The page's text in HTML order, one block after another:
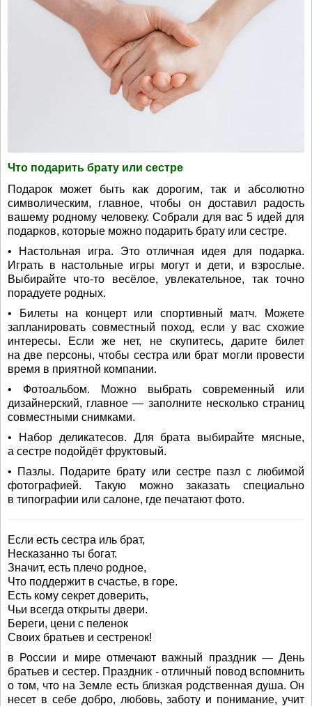
Что подарить брату или сестре
Подарок может быть как дорогим, так и абсолютно
символическим, главное, чтобы он доставил радость
вашему родному человеку. Собрали для вас 5 идей для
подарков, которые можно подарить брату или сестре.
• Настольная игра. Это отличная идея для подарка.
Играть в настольные игры могут и дети, и взрослые.
Выбирайте что-то весёлое, увлекательное, так точно
порадуете родных.
• Билеты на концерт или спортивный матч. Можете
запланировать совместный поход, если у вас схожие
интересы. Если же нет, не скупитесь, дарите билет
на две персоны, чтобы сестра или брат могли провести
время в приятной компании.
• Фотоальбом. Можно выбрать современный или
дизайнерский, главное — заполните несколько страниц
совместными снимками.
• Набор деликатесов. Для брата выбирайте мясные,
а сестре подойдёт фруктовый.
• Пазлы. Подарите брату или сестре пазл с любимой
фотографией. Такую можно заказать специально
в типографии или салоне, где печатают фото.
Если есть сестра иль брат,
Несказанно ты богат.
Значит, есть плечо родное,
Что поддержит в счастье, в горе.
Есть кому секрет доверить,
Чьи всегда открыты двери.
Береги, цени с пеленок
Своих братьев и сестренок!
в России и мире отмечают важный праздник — День
братьев и сестер. Праздник - отличный повод вспомнить
о том, что на Земле есть близкая родственная душа. Он
несет в себе добро, любовь, заботу и понимание, учит